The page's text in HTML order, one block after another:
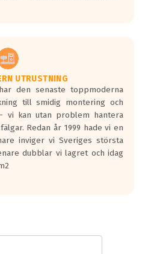
UTRUSTNING
den senaste toppmoderna
till smidig montering och
vi kan utan problem hantera
Redan år 1999 hade vi en
inviger vi Sveriges största
dubblar vi lagret och idag